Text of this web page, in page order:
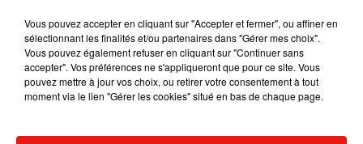
7 août 2026
dansant de l’année
7 août 2026
Vous pouvez accepter en cliquant sur "Accepter et fermer", ou affiner en
sélectionnant les finalités et/ou partenaires dans "Gérer mes choix".
Vous pouvez également refuser en cliquant sur "Continuer sans
accepter". Vos préférences ne s'appliqueront que pour ce site. Vous
pouvez mettre à jour vos choix, ou retirer votre consentement à tout
moment via le lien "Gérer les cookies" situé en bas de chaque page.